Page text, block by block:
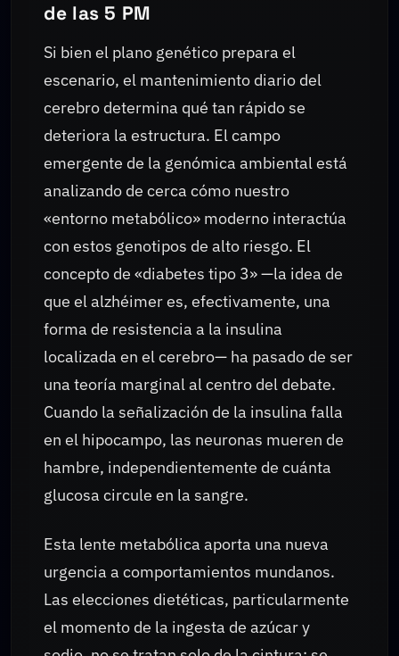
de las 5 PM
Si bien el plano genético prepara el
escenario, el mantenimiento diario del
cerebro determina qué tan rápido se
deteriora la estructura. El campo
emergente de la genómica ambiental está
analizando de cerca cómo nuestro
«entorno metabólico» moderno interactúa
con estos genotipos de alto riesgo. El
concepto de «diabetes tipo 3» —la idea de
que el alzhéimer es, efectivamente, una
forma de resistencia a la insulina
localizada en el cerebro— ha pasado de ser
una teoría marginal al centro del debate.
Cuando la señalización de la insulina falla
en el hipocampo, las neuronas mueren de
hambre, independientemente de cuánta
glucosa circule en la sangre.
Esta lente metabólica aporta una nueva
urgencia a comportamientos mundanos.
Las elecciones dietéticas, particularmente
el momento de la ingesta de azúcar y